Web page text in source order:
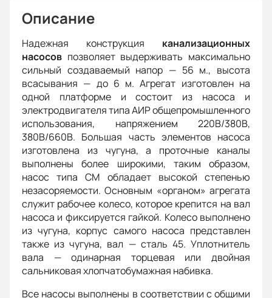
Описание
Надежная конструкция канализационных
насосов позволяет выдерживать максимально
сильный создаваемый напор — 56 м., высота
всасывания — до 6 м. Агрегат изготовлен на
одной платформе и состоит из насоса и
электродвигателя типа АИР общепромышленного
использования, напряжением 220В/380В,
380В/660В. Большая часть элементов насоса
изготовлена из чугуна, а проточные каналы
выполнены более широкими, таким образом,
насос типа СМ обладает высокой степенью
незасоряемости. Основным «органом» агрегата
служит рабочее колесо, которое крепится на вал
насоса и фиксируется гайкой. Колесо выполнено
из чугуна, корпус самого насоса представлен
также из чугуна, вал — сталь 45. Уплотнитель
вала — одинарная торцевая или двойная
сальниковая хлопчатобумажная набивка.
Все насосы выполнены в соответствии с общими